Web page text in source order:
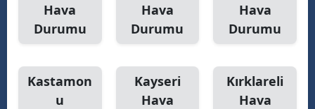
Hava
Durumu
Hava
Durumu
Hava
Durumu
Kastamon
u
Kayseri
Hava
Kırklareli
Hava